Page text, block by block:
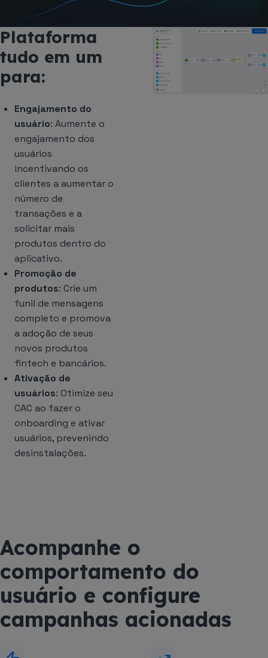
Plataforma
tudo em um
para:
Engajamento do
usuário: Aumente o
engajamento dos
usuários
incentivando os
clientes a aumentar o
número de
transações e a
solicitar mais
produtos dentro do
aplicativo.
Promoção de
produtos: Crie um
funil de mensagens
completo e promova
a adoção de seus
novos produtos
fintech e bancários.
Ativação de
usuários: Otimize seu
CAC ao fazer o
onboarding e ativar
usuários, prevenindo
desinstalações.
Acompanhe o
comportamento do
usuário e configure
campanhas acionadas